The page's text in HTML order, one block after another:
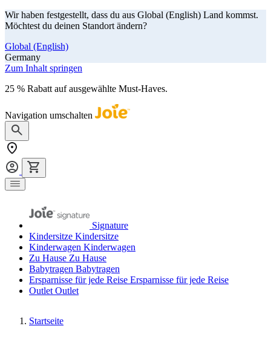
Wir haben festgestellt, dass du aus Global (English) Land kommst.
Möchtest du deinen Standort ändern?
Global (English)
Germany
Zum Inhalt springen
25 % Rabatt auf ausgewählte Must-Haves.
Navigation umschalten
Signature
Kindersitze Kindersitze
Kinderwagen Kinderwagen
Zu Hause Zu Hause
Babytragen Babytragen
Ersparnisse für jede Reise Ersparnisse für jede Reise
Outlet Outlet
Startseite